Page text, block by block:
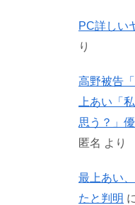
PC詳しい
り
高野被告
上あい「
思う？」
匿名 より
最上あい
たと判明